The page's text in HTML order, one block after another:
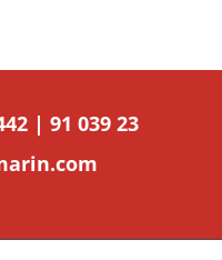
| 91 039 23